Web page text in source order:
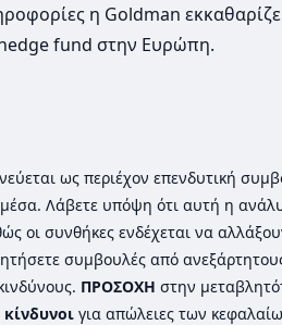
η Goldman εκκαθαρίζει
fund στην Ευρώπη.
ως περιέχον επενδυτική
Λάβετε υπόψη ότι αυτή η
οι συνθήκες ενδέχεται να
συμβουλές από
ΠΡΟΣΟΧΗ στην
κίνδυνοι για απώλειες των